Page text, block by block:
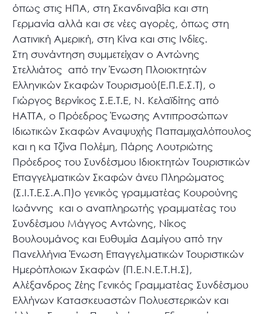
όπως στις ΗΠΑ, στη Σκανδιναβία και στη
Γερμανία αλλά και σε νέες αγορές, όπως στη
Λατινική Αμερική, στη Κίνα και στις Ινδίες.
Στη συνάντηση συμμετείχαν o Αντώνης
Στελλιάτος από την Ένωση Πλοιοκτητών
Ελληνικών Σκαφών Τουρισμού(Ε.Π.Ε.Σ.Τ), ο
Γιώργος Βερνίκος Σ.Ε.Τ.Ε, Ν. Κελαϊδίτης από
ΗΑΤΤΑ, ο Πρόεδρος Ένωσης Αντιπροσώπων
Ιδιωτικών Σκαφών Αναψυχής Παπαμιχαλόπουλος
και η κα Τζίνα Πολέμη, Πάρης Λουτριώτης
Πρόεδρος του Συνδέσμου Ιδιοκτητών Τουριστικών
Επαγγελματικών Σκαφών άνευ Πληρώματος
(Σ.Ι.Τ.Ε.Σ.Α.Π)ο γενικός γραμματέας Κουρούνης
Ιωάννης και ο αναπληρωτής γραμματέας του
Συνδέσμου Μάγγος Αντώνης, Νίκος
Βουλουμάνος και Ευθυμία Δαμίγου από την
Πανελλήνια Ένωση Επαγγελματικών Τουριστικών
Ημερόπλοιων Σκαφών (Π.Ε.Ν.Ε.Τ.Η.Σ),
Αλέξανδρος Ζέης Γενικός Γραμματέας Συνδέσμου
Ελλήνων Κατασκευαστών Πολυεστερικών και